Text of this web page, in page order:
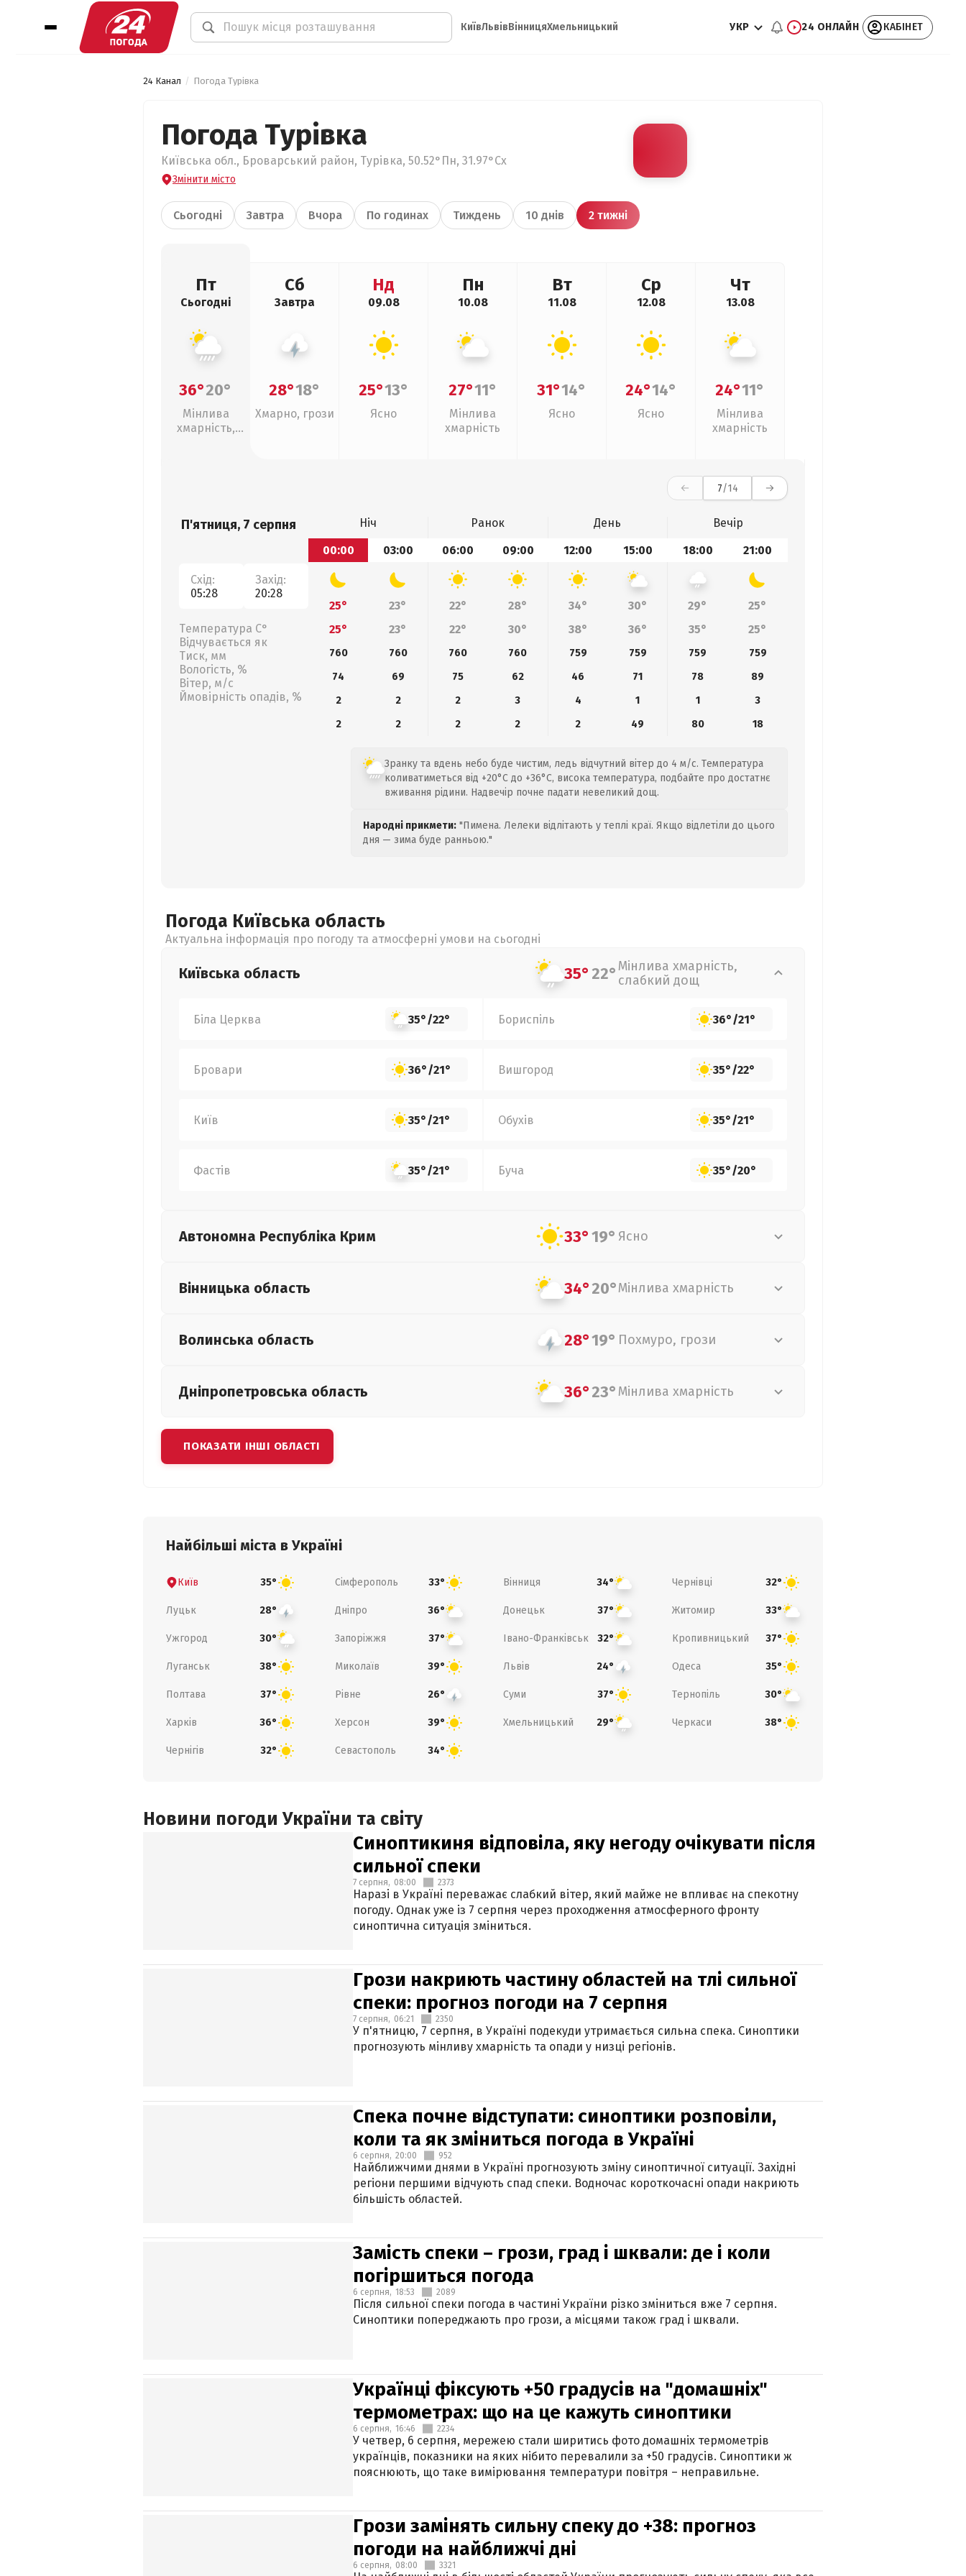
КиївЛьвівВінницяХмельницький УКР 24 ОНЛАЙН КАБІНЕТ
24 Канал Погода Турівка
Погода Турівка
Київська обл., Броварський район, Турівка, 50.52°Пн, 31.97°Сх
Змінити місто
Сьогодні Завтра Вчора По годинах Тиждень 10 днів 2 тижні
Пт
Сьогодні
36°20°
Мінлива
хмарність,
Сб
Завтра
28°18°
Хмарно, грози
Нд
09.08
25°13°
Ясно
Пн
10.08
27°11°
Мінлива
хмарність
Вт
11.08
31°14°
Ясно
Ср
12.08
24°14°
Ясно
Чт
13.08
24°11°
Мінлива
хмарність
7/14
П'ятниця, 7 серпня
Схід:
05:28
Захід:
20:28
Температура С°
Відчувається як
Тиск, мм
Вологість, %
Вітер, м/с
Ймовірність опадів, %
Ніч Ранок День
Вечір
00:00
03:00 06:00 09:00 12:00 15:00 18:00 21:00
25° 23° 22° 28° 34° 30° 29°
25°
25°
23° 22° 30° 38° 36° 35° 25°
760 760 760 760 759 759 759
759
74
69 75 62 46 71 78
89
2
2 2 3 4 1 1
3
2
2 2 2 2 49 80 18
Зранку та вдень небо буде чистим, ледь відчутний вітер до 4 м/с. Температура
коливатиметься від +20°C до +36°C, висока температура, подбайте про достатнє
вживання рідини. Надвечір почне падати невеликий дощ.
Народні прикмети: "Пимена. Лелеки відлітають у теплі краї. Якщо відлетіли до цього
дня — зима буде ранньою."
Погода Київська область
Актуальна інформація про погоду та атмосферні умови на сьогодні
Київська область 35°22°Мінлива хмарність,
слабкий дощ
Біла Церква 35°/22° Бориспіль 36°/21°
Бровари 36°/21° Вишгород 35°/22°
Київ 35°/21° Обухів 35°/21°
Фастів 35°/21° Буча 35°/20°
Автономна Республіка Крим 33°19° Ясно
Вінницька область 34°20°Мінлива хмарність
Волинська область 28°19° Похмуро, грози
Дніпропетровська область 36°23°Мінлива хмарність
ПОКАЗАТИ ІНШІ ОБЛАСТІ
Найбільші міста в Україні
Київ 35° Сімферополь 33° Вінниця 34° Чернівці 32°
Луцьк 28° Дніпро 36° Донецьк 37° Житомир 33°
Ужгород 30° Запоріжжя 37° Івано-Франківськ 32° Кропивницький 37°
Луганськ 38° Миколаїв 39° Львів 24° Одеса 35°
Полтава 37° Рівне 26° Суми 37° Тернопіль 30°
Харків 36° Херсон 39° Хмельницький 29° Черкаси 38°
Чернігів 32° Севастополь 34°
Новини погоди України та світу
Синоптикиня відповіла, яку негоду очікувати після
сильної спеки
7 серпня, 08:00 2373
Наразі в Україні переважає слабкий вітер, який майже не впливає на спекотну
погоду. Однак уже із 7 серпня через проходження атмосферного фронту
синоптична ситуація зміниться.
Грози накриють частину областей на тлі сильної
спеки: прогноз погоди на 7 серпня
7 серпня, 06:21 2350
У п'ятницю, 7 серпня, в Україні подекуди утримається сильна спека. Синоптики
прогнозують мінливу хмарність та опади у низці регіонів.
Спека почне відступати: синоптики розповіли,
коли та як зміниться погода в Україні
6 серпня, 20:00 952
Найближчими днями в Україні прогнозують зміну синоптичної ситуації. Західні
регіони першими відчують спад спеки. Водночас короткочасні опади накриють
більшість областей.
Замість спеки – грози, град і шквали: де і коли
погіршиться погода
6 серпня, 18:53 2089
Після сильної спеки погода в частині України різко зміниться вже 7 серпня.
Синоптики попереджають про грози, а місцями також град і шквали.
Українці фіксують +50 градусів на "домашніх"
термометрах: що на це кажуть синоптики
6 серпня, 16:46 2234
У четвер, 6 серпня, мережею стали ширитись фото домашніх термометрів
українців, показники на яких нібито перевалили за +50 градусів. Синоптики ж
пояснюють, що таке вимірювання температури повітря – неправильне.
Грози замінять сильну спеку до +38: прогноз
погоди на найближчі дні
6 серпня, 08:00 3321